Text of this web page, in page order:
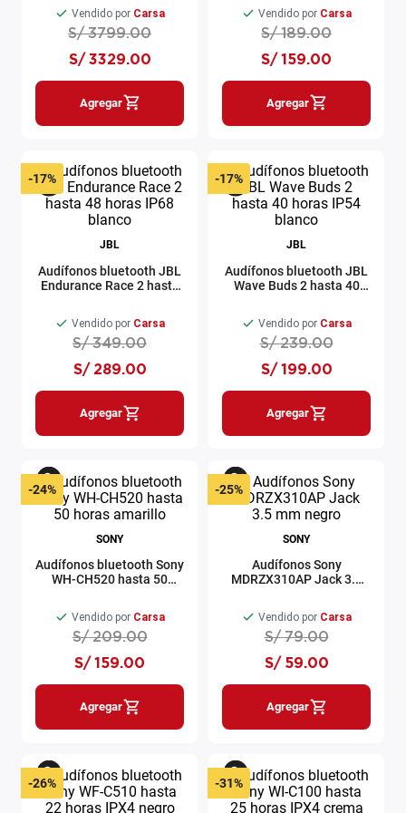
luna grey
Vendido por Carsa
S/ 3799.00
S/ 3329.00
Agregar
Vendido por Carsa
S/ 189.00
S/ 159.00
Agregar
-17%
JBL
Audífonos bluetooth JBL
Endurance Race 2 hasta
Vendido por Carsa
S/ 349.00
S/ 289.00
Agregar
-17%
JBL
Audífonos bluetooth JBL
Wave Buds 2 hasta 40
Vendido por Carsa
S/ 239.00
S/ 199.00
Agregar
-24%
SONY
Audífonos bluetooth Sony
WH-CH520 hasta 50
Vendido por Carsa
S/ 209.00
S/ 159.00
Agregar
-25%
SONY
Audífonos Sony
MDRZX310AP Jack 3.5
Vendido por Carsa
S/ 79.00
S/ 59.00
Agregar
-26% -31%